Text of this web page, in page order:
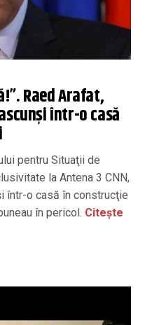
Raed Arafat,
într-o casă
pentru Situaţii de
la Antena 3 CNN,
într-o casă în construcţie
în pericol. Citește